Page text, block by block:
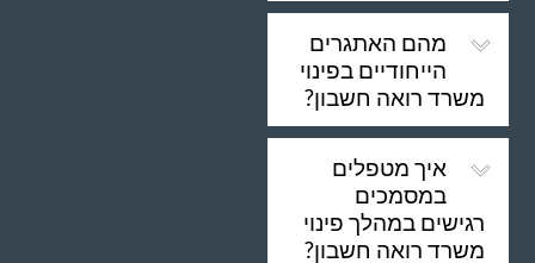
מהם האתגרים
הייחודיים בפינוי
משרד רואה חשבון?
איך מטפלים
במסמכים
רגישים במהלך פינוי
משרד רואה חשבון?